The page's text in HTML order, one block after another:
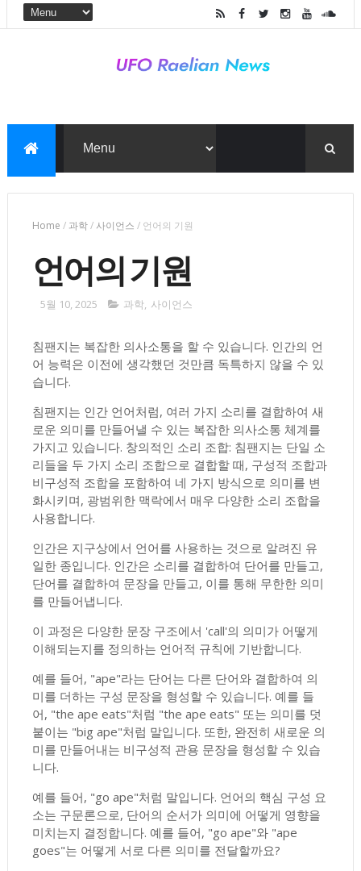
Home / 과학/ 사이언스 / 언어의 기원
언어의 기원
5월 10, 2025 과학, 사이언스
침팬지는 복잡한 의사소통을 할 수 있습니다. 인간의 언
어 능력은 이전에 생각했던 것만큼 독특하지 않을 수 있
습니다.
침팬지는 인간 언어처럼, 여러 가지 소리를 결합하여 새
로운 의미를 만들어낼 수 있는 복잡한 의사소통 체계를
가지고 있습니다. 창의적인 소리 조합: 침팬지는 단일 소
리들을 두 가지 소리 조합으로 결합할 때, 구성적 조합과
비구성적 조합을 포함하여 네 가지 방식으로 의미를 변
화시키며, 광범위한 맥락에서 매우 다양한 소리 조합을
사용합니다.
인간은 지구상에서 언어를 사용하는 것으로 알려진 유
일한 종입니다. 인간은 소리를 결합하여 단어를 만들고,
단어를 결합하여 문장을 만들고, 이를 통해 무한한 의미
를 만들어냅니다.
이 과정은 다양한 문장 구조에서 'call'의 의미가 어떻게
이해되는지를 정의하는 언어적 규칙에 기반합니다.
예를 들어, "ape"라는 단어는 다른 단어와 결합하여 의
미를 더하는 구성 문장을 형성할 수 있습니다. 예를 들
어, "the ape eats"처럼 "the ape eats" 또는 의미를 덧
붙이는 "big ape"처럼 말입니다. 또한, 완전히 새로운 의
미를 만들어내는 비구성적 관용 문장을 형성할 수 있습
니다.
예를 들어, "go ape"처럼 말입니다. 언어의 핵심 구성 요
소는 구문론으로, 단어의 순서가 의미에 어떻게 영향을
미치는지 결정합니다. 예를 들어, "go ape"와 "ape
goes"는 어떻게 서로 다른 의미를 전달할까요?